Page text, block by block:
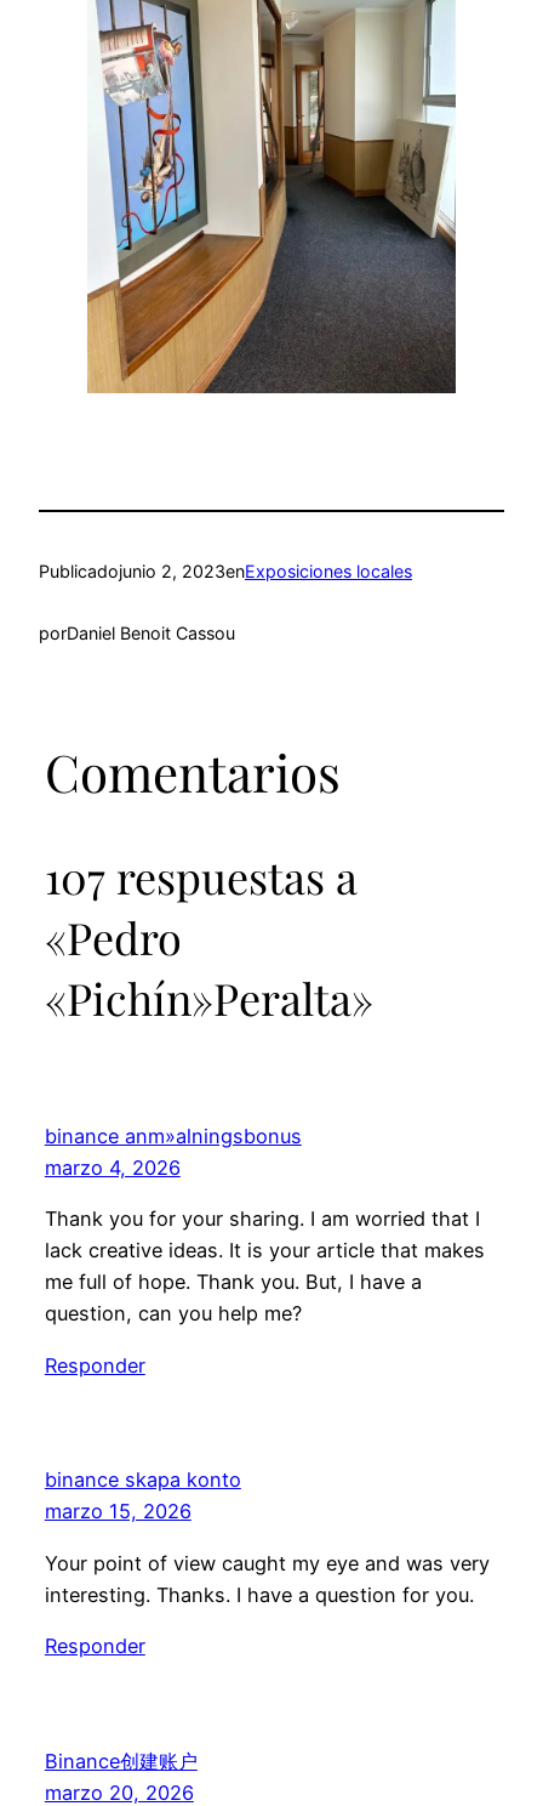
Publicadojunio 2, 2023enExposiciones locales
porDaniel Benoit Cassou
Comentarios
107 respuestas a
«Pedro
«Pichín»Peralta»
binance anm»alningsbonus
marzo 4, 2026
Thank you for your sharing. I am worried that I
lack creative ideas. It is your article that makes
me full of hope. Thank you. But, I have a
question, can you help me?
Responder
binance skapa konto
marzo 15, 2026
Your point of view caught my eye and was very
interesting. Thanks. I have a question for you.
Responder
Binance创建账户
marzo 20, 2026